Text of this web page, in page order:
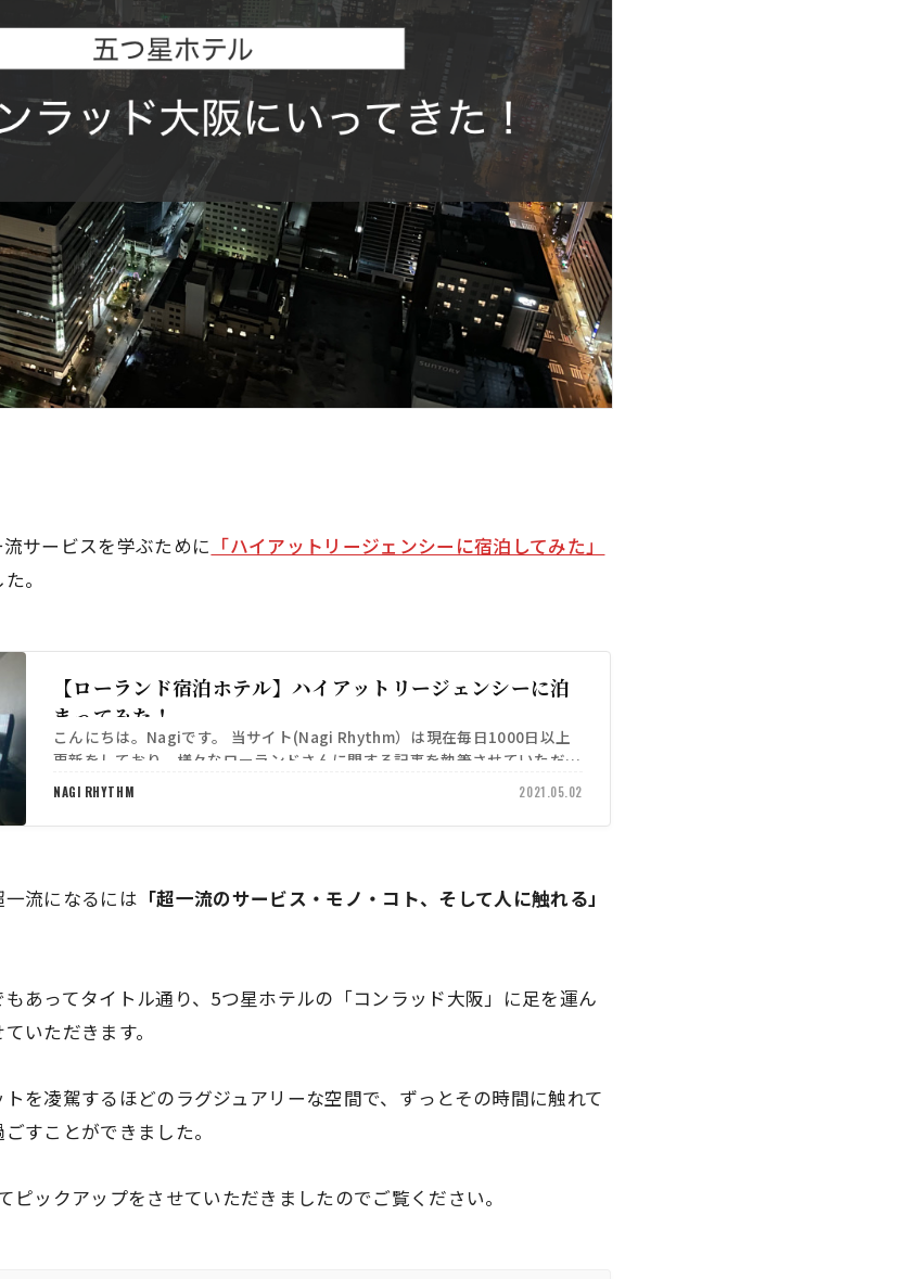
サービスを学ぶために 「ハイアットリージェンシーに宿泊してみた」
。
【ローランド宿泊ホテル】ハイアットリージェンシーに泊
まってみた！
こんにちは。Nagiです。 当サイト(Nagi Rhythm）は現在毎日1000日以上
更新をしており、様々なローランドさんに関する記事を執筆させていただき
ました。 https://sib-offici…
NAGI RHYTHM 2021.05.02
流になるには 「超一流のサービス・モノ・コト、そして人に触れる」
あってタイトル通り、5つ星ホテルの 「コンラッド大阪」 に足を運ん
いただきます。
トを凌駕するほどのラグジュアリーな空間で、ずっとその時間に触れて
すことができました。
ピックアップをさせていただきましたのでご覧ください。